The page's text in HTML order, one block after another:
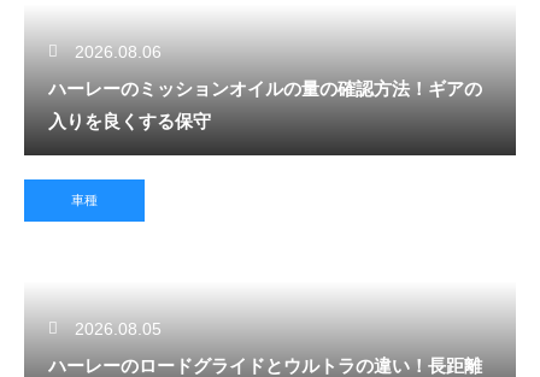
2026.08.06
ハーレーのミッションオイルの量の確認方法！ギアの
入りを良くする保守
車種
2026.08.05
ハーレーのロードグライドとウルトラの違い！長距離